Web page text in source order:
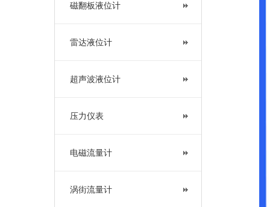
磁翻板液位计
雷达液位计
超声波液位计
压力仪表
电磁流量计
涡街流量计